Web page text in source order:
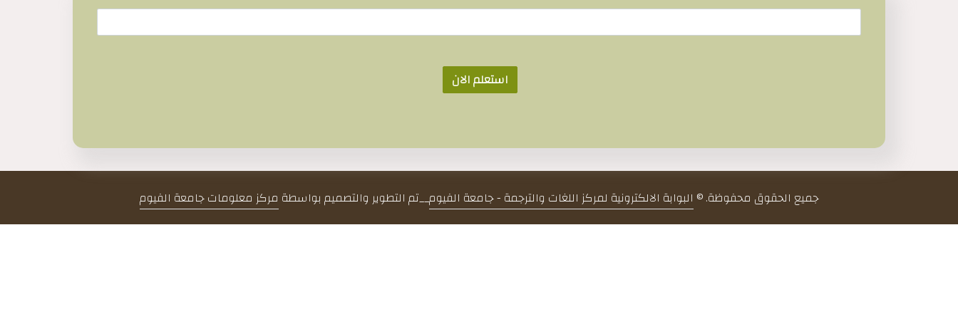
استعلم الان
جميع الحقوق محفوظة. © البوابة الالكترونية لمركز اللغات والترجمة - جامعة الفيوم__تم التطوير والتصميم بواسطة مركز معلومات جامعة الفيوم